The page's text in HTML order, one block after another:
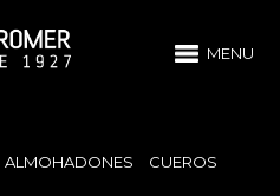
MENU
ALMOHADONES
CUEROS